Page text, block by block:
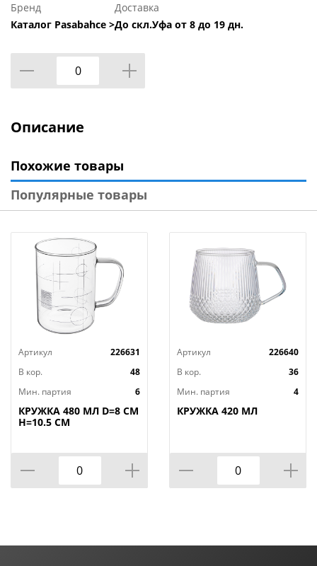
Бренд
Каталог Pasabahce >
Доставка
До скл.Уфа от 8 до 19 дн.
Описание
Похожие товары
Популярные товары
Артикул
226631
В кор.
48
Мин. партия
6
КРУЖКА 480 МЛ D=8 СМ
H=10.5 СМ
Артикул
226640
В кор.
36
Мин. партия
4
КРУЖКА 420 МЛ